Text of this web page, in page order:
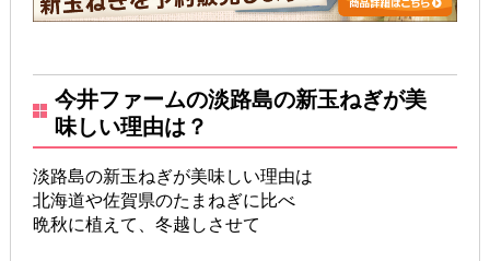
今井ファームの淡路島の新玉ねぎが美
味しい理由は？
淡路島の新玉ねぎが美味しい理由は
北海道や佐賀県のたまねぎに比べ
晩秋に植えて、冬越しさせて